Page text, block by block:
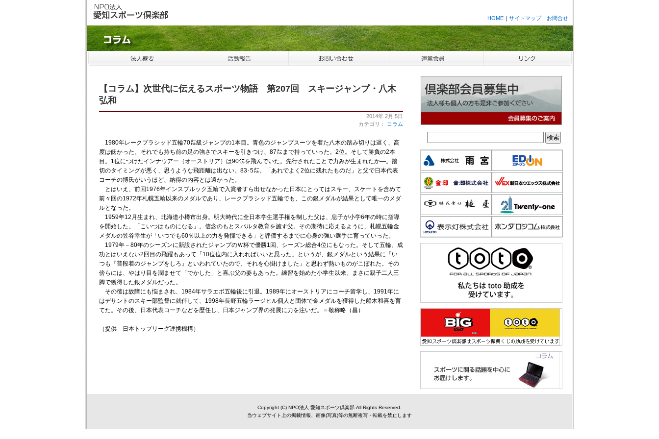
HOME ｜ サイトマップ｜ お問合せ
【コラム】次世代に伝えるスポーツ物語 第207回 スキージャンプ・八木
弘和
2014年 2月 5日
カテゴリ：
コラム
1980年レークプラシッド五輪70㍍級ジャンプの1本目。青色のジャンプスーツを着た八木の踏み切りは遅く、高
度は低かった。それでも持ち前の足の強さでスキーを引きつけ、87㍍まで持っていった。2位。そして勝負の2本
目。1位につけたインナウアー（オーストリア）は90㍍を飛んでいた。先行されたことで力みが生まれたか―。踏
切のタイミングが悪く、思うような飛距離は出ない。83･5㍍。「あれでよく2位に残れたものだ」と父で日本代表
コーチの博氏がいうほど、納得の内容とは遠かった。
とはいえ、前回1976年インスブルック五輪で入賞者すら出せなかった日本にとってはスキー、スケートを含めて
前々回の1972年札幌五輪以来のメダルであり、レークプラシッド五輪でも、この銀メダルが結果として唯一のメダ
ルとなった。
1959年12月生まれ、北海道小樽市出身。明大時代に全日本学生選手権を制した父は、息子が小学6年の時に指導
を開始した。「こいつはものになる」。信念のもとスパルタ教育を施す父。その期待に応えるように、札幌五輪金
メダルの笠谷幸生が「いつでも60％以上の力を発揮できる」と評価するまでに心身の強い選手に育っていった。
1979年－80年のシーズンに新設されたジャンプのＷ杯で優勝1回、シーズン総合4位にもなった。そして五輪。成
功とはいえない2回目の飛躍もあって「10位位内に入れればいいと思った」というが、銀メダルという結果に「い
つも『普段着のジャンプをしろ』といわれていたので、それを心掛けました」と思わず熱いものがこぼれた。その
傍らには、やはり目を潤ませて「でかした」と喜ぶ父の姿もあった。練習を始めた小学生以来、まさに親子二人三
脚で獲得した銀メダルだった。
その後は故障にも悩まされ、1984年サラエボ五輪後に引退。1989年にオーストリアにコーチ留学し、1991年に
はデサントのスキー部監督に就任して、1998年長野五輪ラージヒル個人と団体で金メダルを獲得した船木和喜を育
てた。その後、日本代表コーチなどを歴任し、日本ジャンプ界の発展に力を注いだ。＝敬称略（昌）
（提供 日本トップリーグ連携機構）
Copyright (C) NPO法人 愛知スポーツ倶楽部 All Rights Reserved.
当ウェブサイト上の掲載情報、画像(写真)等の無断複写・転載を禁止します